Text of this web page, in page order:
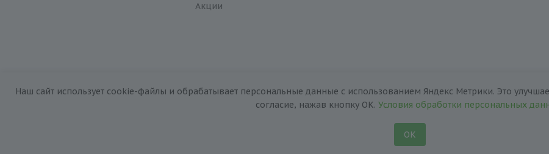
Акции
Наш сайт использует cookie-файлы и обрабатывает персональные данные с использованием Яндекс Метрики. Это
согласие, нажав кнопку ОК. Условия обработки персональных
ОК